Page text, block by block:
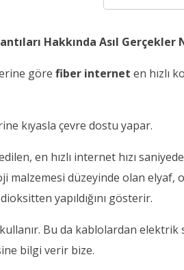
Hakkında Asıl Gerçekler
göre fiber internet en hızlı
kıyasla çevre dostu yapar.
en hızlı internet hızı
malzemesi düzeyinde olan
yapıldığını gösterir.
Bu da kablolardan elektrik
bilgi verir bize.